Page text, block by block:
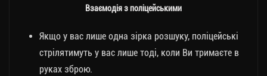
Взаємодія з поліцейськими
Якщо у вас лише одна зірка розшуку, поліцейські
стрілятимуть у вас лише тоді, коли Ви тримаєте в
руках зброю.